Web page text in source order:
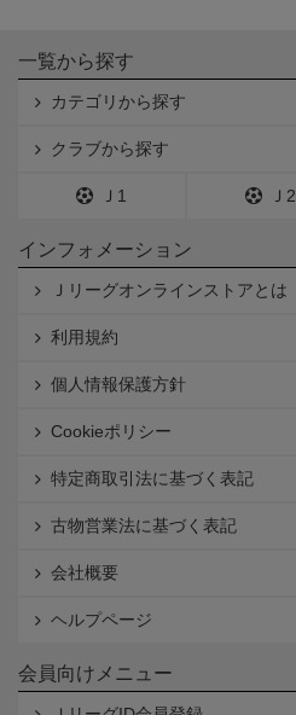
一覧から探す
カテゴリから探す
クラブから探す
Ｊ1 Ｊ2
インフォメーション
Ｊリーグオンラインストアとは
利用規約
個人情報保護方針
Cookieポリシー
特定商取引法に基づく表記
古物営業法に基づく表記
会社概要
ヘルプページ
会員向けメニュー